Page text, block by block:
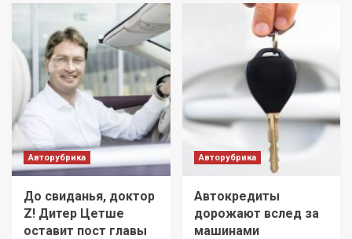
Авторубрика
До свиданья, доктор
Z! Дитер Цетше
оставит пост главы
Авторубрика
Автокредиты
дорожают вслед за
машинами